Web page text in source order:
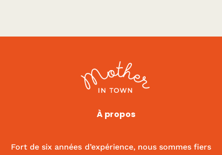
Mama ShelterÀ propos
Fort de six années d’expérience, nous sommes fiers